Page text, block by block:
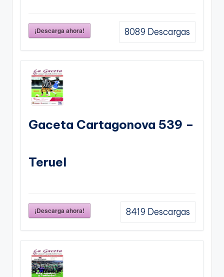
¡Descarga ahora! 8089 Descargas
Gaceta Cartagonova 539 –
Teruel
¡Descarga ahora! 8419 Descargas